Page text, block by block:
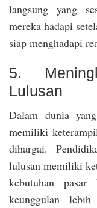
langsung yang
mereka hadapi
siap menghadapi
5.
Lulusan
Dalam dunia
memiliki
dihargai.
lulusan memiliki
kebutuhan
keunggulan